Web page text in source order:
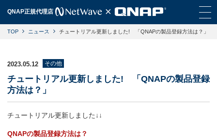
QNAP正規代理店
TOP ニュース チュートリアル更新しました! 「QNAPの製品登録方法は？」
2023.05.12 その他
チュートリアル更新しました! 「QNAPの製品登録
方法は？」
チュートリアル更新しました↓↓
QNAPの製品登録方法は？